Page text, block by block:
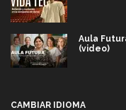
Aula
(video)
CAMBIAR IDIOMA